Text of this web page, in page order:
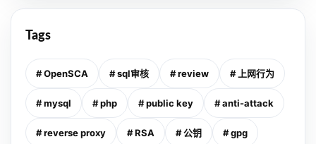
Tags
# OpenSCA # sql审核 # review # 上网行为
# mysql # php # public key # anti-attack
# reverse proxy # RSA # 公钥 # gpg